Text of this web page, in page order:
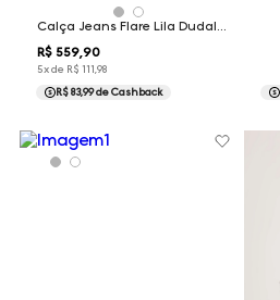
Calça Jeans Flare Lila Dudalina Feminina
R$ 559,90
5x de R$ 111,98
R$ 83,99de Cashback